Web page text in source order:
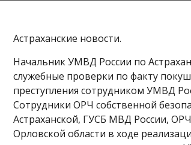
Астраханские новости.
Начальник УМВД России по
служебные проверки по факту
преступления сотрудником УМВД
Сотрудники ОРЧ собственной
Астраханской, ГУСБ МВД России,
Орловской области в ходе